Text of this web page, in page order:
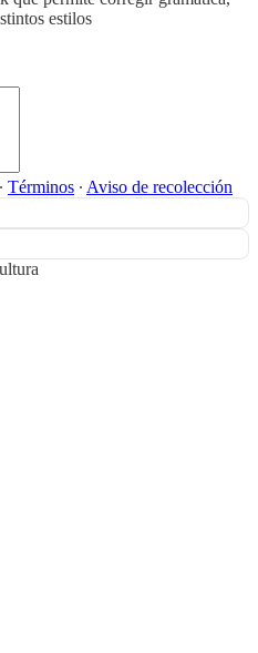
estilos
∙ Términos ∙ Aviso de recolección